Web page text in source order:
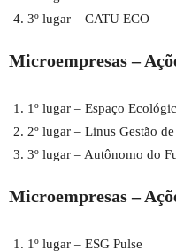
3º lugar – CATU ECO
Microempresas –
1º lugar – Espaço
2º lugar – Linus Gestão
3º lugar – Autônomo do
Microempresas –
1º lugar – ESG Pulse